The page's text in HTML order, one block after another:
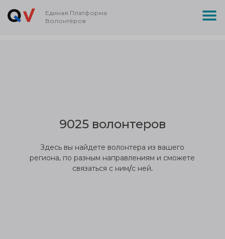
Единая Платформа
Волонтёров
9025 волонтеров
Здесь вы найдете волонтера из вашего
региона, по разным направлениям и сможете
связаться с ним/с ней.